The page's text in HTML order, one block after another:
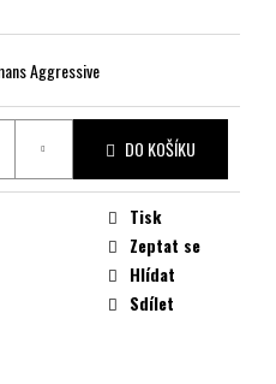
Aggressive
DO KOŠÍKU
Tisk
Zeptat se
Hlídat
Sdílet